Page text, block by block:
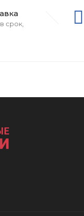
срок,